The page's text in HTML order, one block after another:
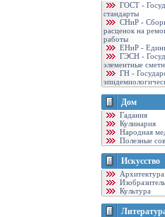
ГОСТ -
стандарты
CНиР -
расценок на
работы
ЕНиР -
ГЭСН -
элементные
ГН -
Дом
Гадания
Кулинария
Народная
Полезные
Искусство
Архитектура
Культура